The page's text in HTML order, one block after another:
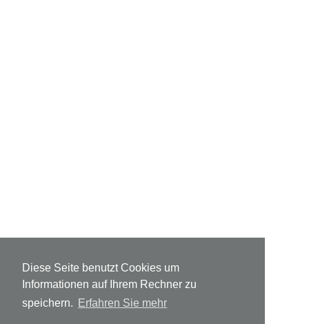
Diese Seite benutzt Cookies um
Informationen auf Ihrem Rechner zu
speichern.
Erfahren Sie mehr